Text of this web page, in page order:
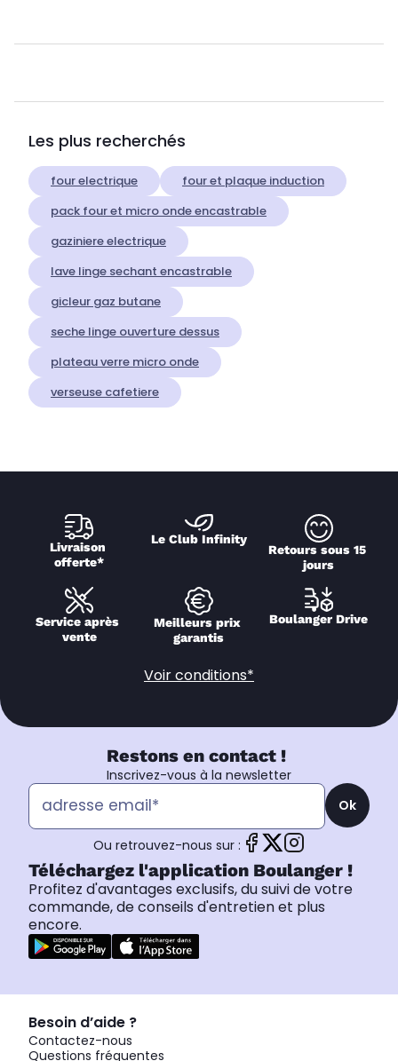
Les plus recherchés
four electrique
four et plaque induction
pack four et micro onde encastrable
gaziniere electrique
lave linge sechant encastrable
gicleur gaz butane
seche linge ouverture dessus
plateau verre micro onde
verseuse cafetiere
Livraison
offerte*
Le Club Infinity
Retours sous 15
jours
Service après
vente
Meilleurs prix
garantis
Boulanger Drive
Voir conditions*
Restons en contact !
Inscrivez-vous à la newsletter
Ok
Ou retrouvez-nous sur :
Téléchargez l'application Boulanger !
Profitez d'avantages exclusifs, du suivi de votre
commande, de conseils d'entretien et plus
encore.
Besoin d’aide ?
Contactez-nous
Questions fréquentes